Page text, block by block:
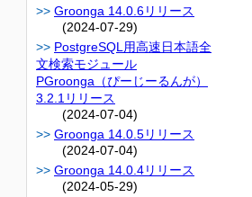
Groonga 14.0.6リリース
(2024-07-29)
PostgreSQL用高速日本語全
文検索モジュール
PGroonga（ぴーじーるんが）
3.2.1リリース
(2024-07-04)
Groonga 14.0.5リリース
(2024-07-04)
Groonga 14.0.4リリース
(2024-05-29)